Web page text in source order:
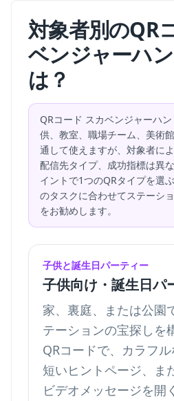
対象者別のQR
ベンジャーハ
は？
QRコード スカベンジャーハ
供、教室、職場チーム、美術
通して使えますが、対象者に
配信先タイプ、成功指標は異
イントで1つのQRタイプを選
のタスクに合わせてステーシ
をお勧めします。
子供と誕生日パーティー
子供向け・誕生日パ
家、裏庭、または公園
テーションの宝探しを
QRコードで、カラフル
短いヒントページ、ま
ビデオメッセージを開